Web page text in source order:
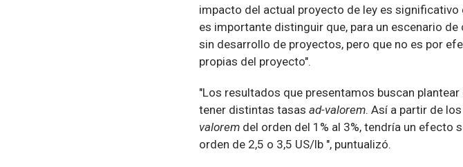
impacto del actual proyecto de ley es
es importante distinguir que, para un escenario
sin desarrollo de proyectos, pero que no es por
propias del proyecto".
"Los resultados que presentamos buscan
tener distintas tasas ad-valorem. Así a partir de
valorem del orden del 1% al 3%, tendría un efecto
orden de 2,5 o 3,5 US/lb ", puntualizó.